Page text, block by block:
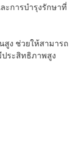
ะการบำรุงรักษาที่
สูง ช่วยให้สามารถ
ประสิทธิภาพสูง